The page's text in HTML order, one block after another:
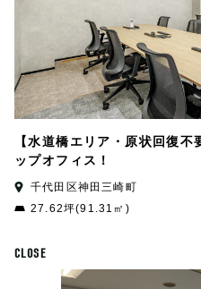
【水道橋エリア・原状回復
ップオフィス！
千代田区神田三崎町
27.62坪(91.31㎡)
CLOSE